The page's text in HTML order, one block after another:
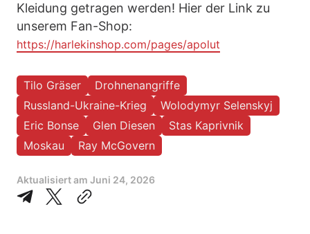
Kleidung getragen werden! Hier der Link zu
unserem Fan-Shop:
https://harlekinshop.com/pages/apolut
Tilo Gräser
Drohnenangriffe
Russland-Ukraine-Krieg
Wolodymyr Selenskyj
Eric Bonse
Glen Diesen
Stas Kaprivnik
Moskau
Ray McGovern
Aktualisiert am Juni 24, 2026